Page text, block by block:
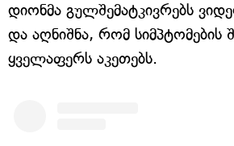
დიონმა გულშემატკივრებს
და აღნიშნა, რომ სიმპტომების
ყველაფერს აკეთებს.